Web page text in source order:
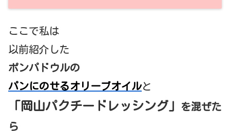
ここで私は
以前紹介した
ポンパドウルの
パンにのせるオリーブオイルと
「岡山パクチードレッシング」
を混ぜた
ら